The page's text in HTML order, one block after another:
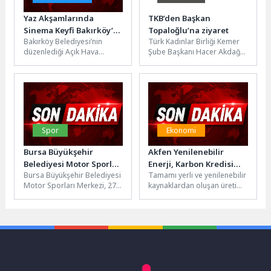
Yaz Akşamlarında
Sinema Keyfi Bakırköy’de
Devam Ediyor
Bakırköy Belediyesi’nin
düzenlediği Açık Hava
gösteriminde Bakırköylüler,
“Zootropolis 2” filmiyle açık
hava...
TKB’den Başkan
Topaloğlu’na ziyaret
Türk Kadınlar Birliği Kemer
Şube Başkanı Hacer Akdağ
Onursal Başkanı...
Spor
Bursa Büyükşehir
Belediyesi Motor Sporları
Merkezi Açılıyor
Bursa Büyükşehir Belediyesi
Motor Sporları Merkezi, 27-
Ekonomi
Akfen Yenilenebilir
Enerji, Karbon Kredisi
Alanındaki Öncü
Yaklaşımıyla Türkiye’de
Sektöre Yön Veren
Tamamı yerli ve yenilenebilir
kaynaklardan oluşan üretim
piyasalarında...